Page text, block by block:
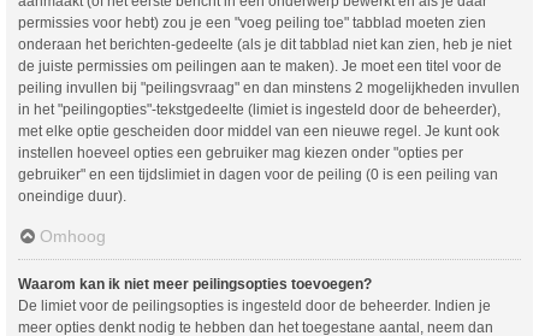
permissies voor hebt) zou je een "voeg peiling toe" tabblad moeten zien
onderaan het berichten-gedeelte (als je dit tabblad niet kan zien, heb je niet
de juiste permissies om peilingen aan te maken). Je moet een titel voor de
peiling invullen bij "peilingsvraag" en dan minstens 2 mogelijkheden invullen
in het "peilingopties"-tekstgedeelte (limiet is ingesteld door de beheerder),
met elke optie gescheiden door middel van een nieuwe regel. Je kunt ook
instellen hoeveel opties een gebruiker mag kiezen onder "opties per
gebruiker" en een tijdslimiet in dagen voor de peiling (0 is een peiling van
oneindige duur).
Omhoog
Waarom kan ik niet meer peilingsopties toevoegen?
De limiet voor de peilingsopties is ingesteld door de beheerder. Indien je
meer opties denkt nodig te hebben dan het toegestane aantal, neem dan